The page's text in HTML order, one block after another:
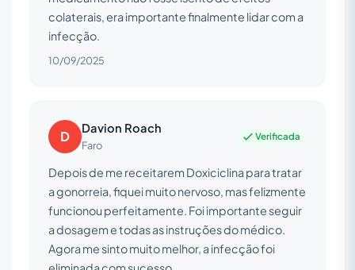
colaterais, era importante finalmente lidar com a
infecção.
10/09/2025
D Davion Roach
Faro
Verificada
Depois de me receitarem Doxiciclina para tratar
a gonorreia, fiquei muito nervoso, mas felizmente
funcionou perfeitamente. Foi importante seguir
a dosagem e todas as instruções do médico.
Agora me sinto muito melhor, a infecção foi